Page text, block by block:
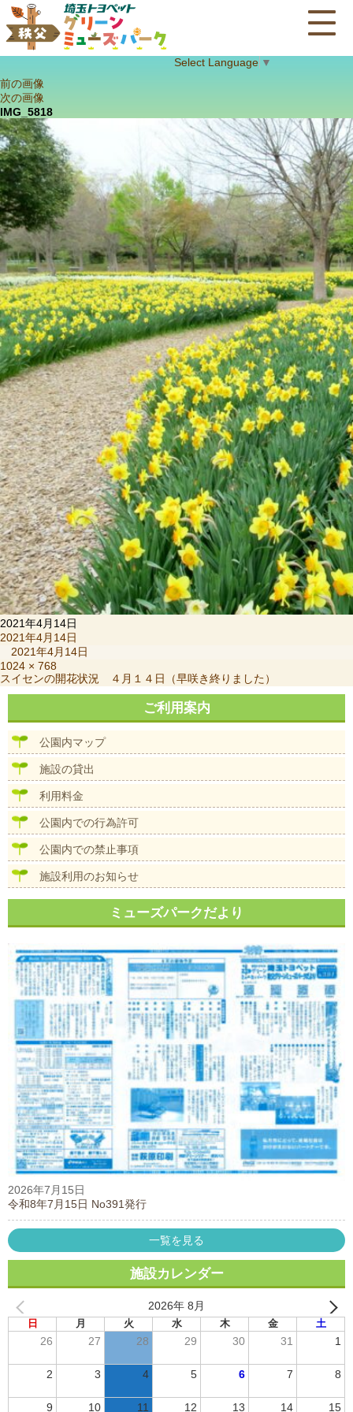
Select Language ▼
前の画像
次の画像
IMG_5818
2021年4月14日
投
日:
2021年4月14日
2021年4月14日
フ
ル
サ
ズ
1024 × 768
投
稿
ビ
スイセンの開花状況 ４月１４日（早咲き終りました）
ご利用案内
公園内マップ
施設の貸出
利用料金
公園内での行為許可
公園内での禁止事項
施設利用のお知らせ
ミューズパークだより
2026年7月15日
令和8年7月15日 No391発行
一覧を見る
施設カレンダー
2026年 8月
日 月 火 水 木 金 土
26 27 28 29 30 31 1
2 3 4 5 6 7 8
9 10 11 12 13 14 15